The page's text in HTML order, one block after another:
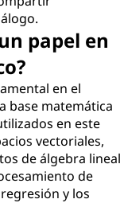
papel en
en el
base matemática
en este
vectoriales,
de álgebra lineal
de
y los